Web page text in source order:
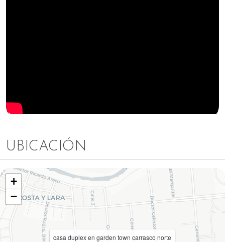
UBICACIÓN
casa duplex en garden town carrasco norte
+
−